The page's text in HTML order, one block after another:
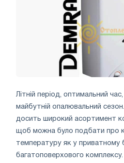
Літній період, оптимальний
майбутній опалювальний
досить широкий асортимент
щоб можна було подбати про
температуру як у приватному
багатоповерхового